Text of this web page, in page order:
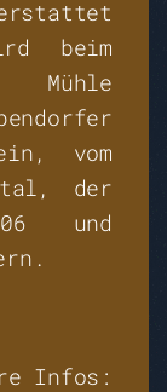
beim
vom
der
und
Infos: